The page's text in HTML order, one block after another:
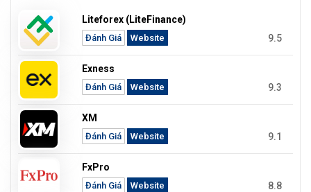
Liteforex (LiteFinance)
Đánh Giá Website 9.5
Exness
Đánh Giá Website 9.3
XM
Đánh Giá Website 9.1
FxPro
Đánh Giá Website 8.8